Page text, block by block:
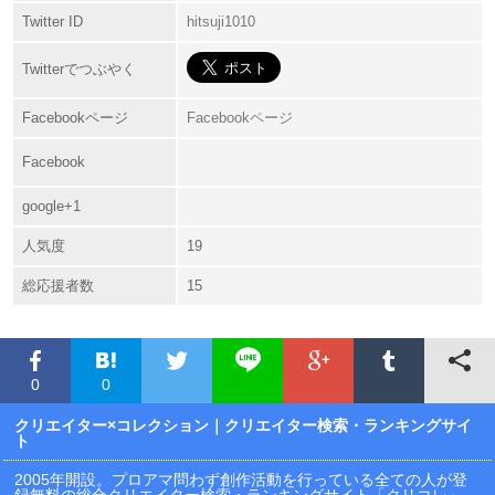
Twitter ID hitsuji1010
Twitterでつぶやく
Facebookページ Facebookページ
Facebook
google+1
人気度 19
総応援者数 15
0 0
クリエイター×コレクション ｜クリエイター検索・ランキングサイ
ト
2005年開設。プロアマ問わず創作活動を行っている全ての人が登